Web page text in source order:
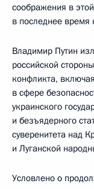
соображения в
в последнее время
Владимир Путин
российской
конфликта,
в сфере
украинского
и безъядерного
суверенитета над
и Луганской
Условлено о